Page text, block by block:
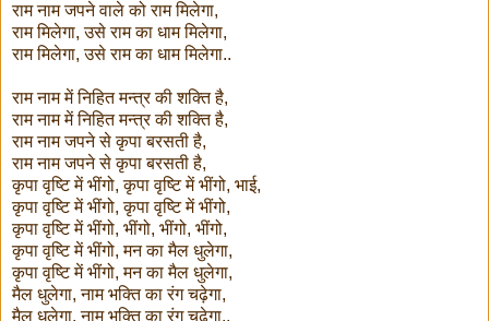
राम नाम जपने वाले को राम मिलेगा,
राम मिलेगा, उसे राम का धाम मिलेगा,
राम मिलेगा, उसे राम का धाम मिलेगा..
राम नाम में निहित मन्त्र की शक्ति है,
राम नाम में निहित मन्त्र की शक्ति है,
राम नाम जपने से कृपा बरसती है,
राम नाम जपने से कृपा बरसती है,
कृपा वृष्टि में भींगो, कृपा वृष्टि में भींगो, भाई,
कृपा वृष्टि में भींगो, कृपा वृष्टि में भींगो,
कृपा वृष्टि में भींगो, भींगो, भींगो, भींगो,
कृपा वृष्टि में भींगो, मन का मैल धुलेगा,
कृपा वृष्टि में भींगो, मन का मैल धुलेगा,
मैल धुलेगा, नाम भक्ति का रंग चढ़ेगा,
मैल धुलेगा, नाम भक्ति का रंग चढ़ेगा..